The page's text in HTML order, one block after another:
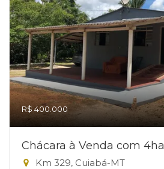
R$ 400.000
Chácara à Venda com 4ha
Km 329, Cuiabá-MT